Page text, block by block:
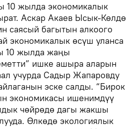
10 жылда экономикалык
Аскар Акаев Ысык-Көлдө
саясый багытын алкоого
экономикалык өсүш уланса
10 жылда жаңы
ишке ашыра аларын
учурда Садыр Жапаровду
эске салды. “Бирок
экономикасы ишенимдүү
чөйрөдө дагы жакшы
Өлкөдө экологиялык